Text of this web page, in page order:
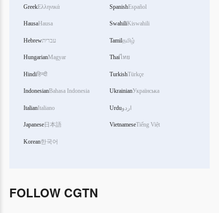
GreekΕλληνικά
HausaHausa
Hebrewעברית
HungarianMagyar
Hindiहिन्दी
IndonesianBahasa Indonesia
ItalianItaliano
Japanese日本語
Korean한국어
SpanishEspañol
SwahiliKiswahili
Tamilதமிழ்
Thaiไทย
TurkishTürkçe
UkrainianУкраїнська
Urduاردو
VietnameseTiếng Việt
FOLLOW CGTN